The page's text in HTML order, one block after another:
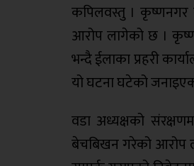
कपिलवस्तु । कृष्णनगर
आरोप लागेको छ ।
भन्दै ईलाका प्रहरी
यो घटना घटेको
वडा अध्यक्षको
बेचबिखन गरेको आरोप